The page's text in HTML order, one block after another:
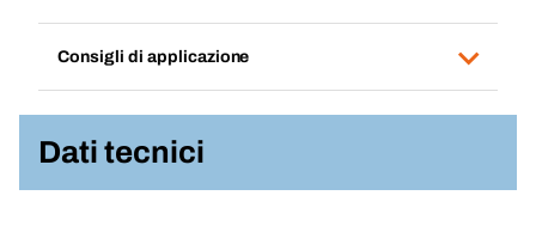
Consigli di applicazione
Dati tecnici